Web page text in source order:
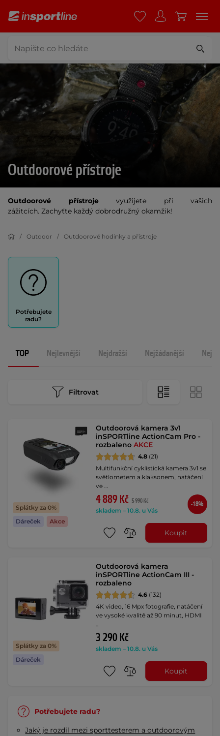
Outdoorové přístroje
Outdoorové přístrojevyužijete při vašich
zážitcích. Zachyťte každý dobrodružný okamžik!
Outdoor Outdoorové hodinky a přístroje
Potřebujete
radu?
TOP Nejlevnější Nejdražší Nejžádanější
Filtrovat
Splátky za 0%
Dáreček
Akce
Outdoorová kamera 3v1
inSPORTline ActionCam Pro -
rozbalenoAKCE
4.8 (21)
Multifunkční cyklistická kamera 3v1 se
světlometem a klaksonem, natáčení
ve …
4 889 Kč 5 990 Kč
skladem – 10.8. u Vás
-18%
Koupit
Splátky za 0%
Dáreček
Outdoorová kamera
inSPORTline ActionCam III -
rozbaleno
4.6 (132)
4K video, 16 Mpx fotografie, natáčení
ve vysoké kvalitě až 90 minut, HDMI
…
3 290 Kč
skladem – 10.8. u Vás
Koupit
Potřebujete radu?
Jaký je rozdíl mezi sporttesterem a outdoorovým